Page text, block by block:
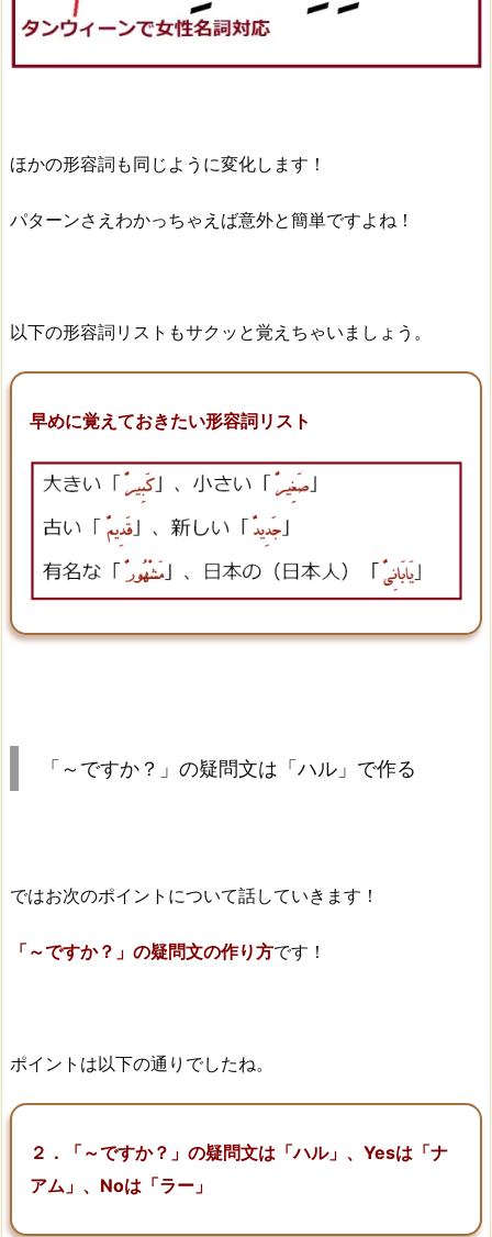
ほかの形容詞も同じように変化します！
パターンさえわかっちゃえば意外と簡単ですよね！
以下の形容詞リストもサクッと覚えちゃいましょう。
早めに覚えておきたい形容詞リスト
「～ですか？」の疑問文は「ハル」で作る
ではお次のポイントについて話していきます！
「～ですか？」の疑問文の作り方です！
ポイントは以下の通りでしたね。
２．「～ですか？」の疑問文は「ハル」、Yesは「ナ
アム」、Noは「ラー」